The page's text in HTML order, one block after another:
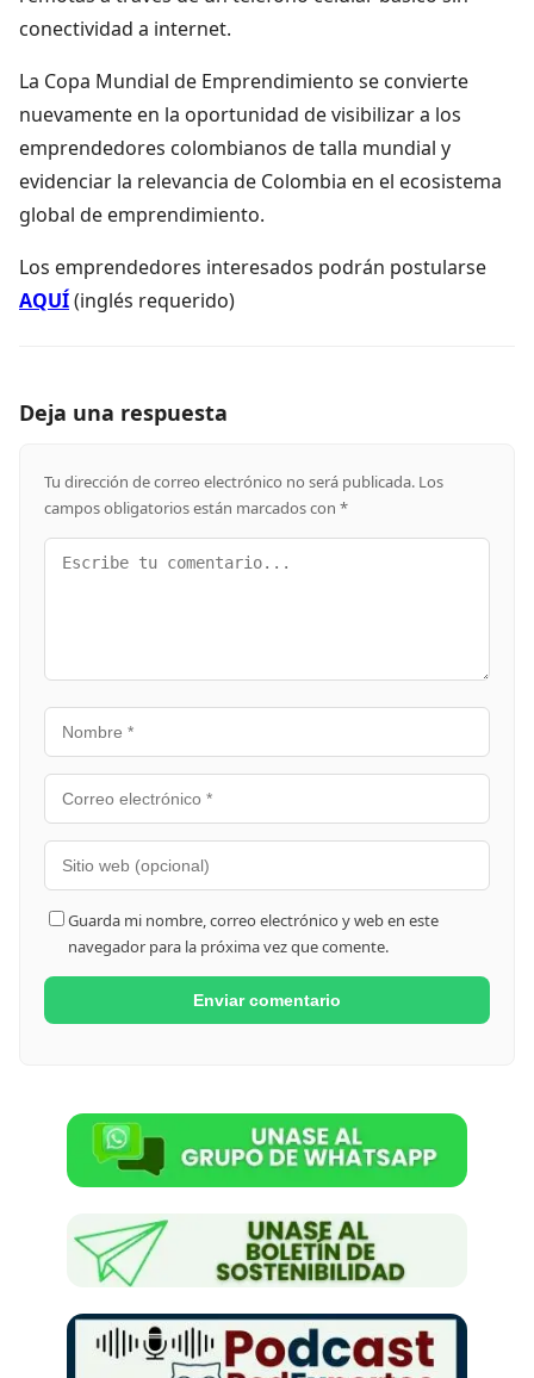
conectividad a internet.
La Copa Mundial de Emprendimiento se convierte
nuevamente en la oportunidad de visibilizar a los
emprendedores colombianos de talla mundial y
evidenciar la relevancia de Colombia en el ecosistema
global de emprendimiento.
Los emprendedores interesados podrán postularse
AQUÍ(inglés requerido)
Deja una respuesta
Tu dirección de correo electrónico no será publicada. Los
campos obligatorios están marcados con *
Guarda mi nombre, correo electrónico y web en este
navegador para la próxima vez que comente.